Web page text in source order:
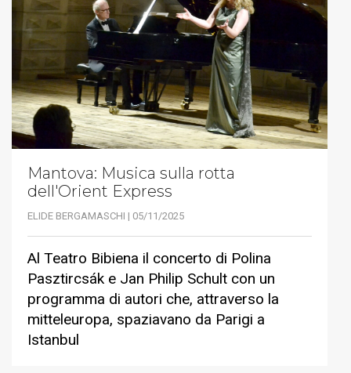
Mantova: Musica sulla rotta
dell'Orient Express
ELIDE BERGAMASCHI | 05/11/2025
Al Teatro Bibiena il concerto di Polina
Pasztircsák e Jan Philip Schult con un
programma di autori che, attraverso la
mitteleuropa, spaziavano da Parigi a
Istanbul